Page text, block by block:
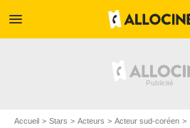
menu
Accueil Stars Acteurs Acteur sud-coréen